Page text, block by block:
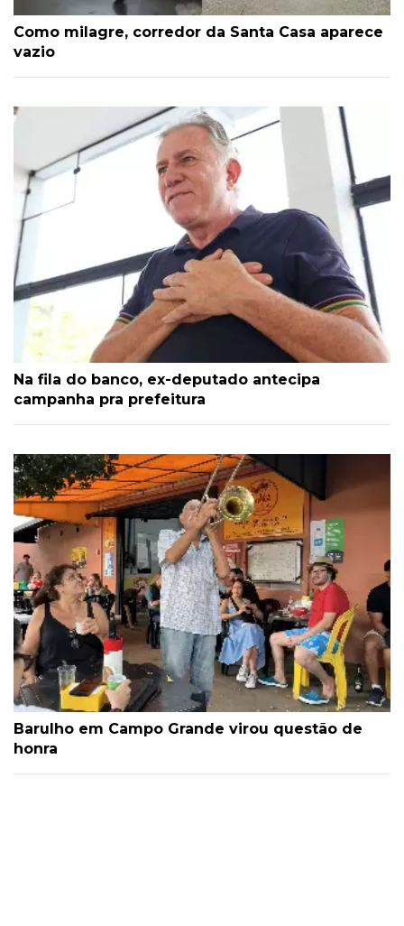
Como milagre, corredor da Santa Casa aparece
vazio
Na fila do banco, ex-deputado antecipa
campanha pra prefeitura
Barulho em Campo Grande virou questão de
honra